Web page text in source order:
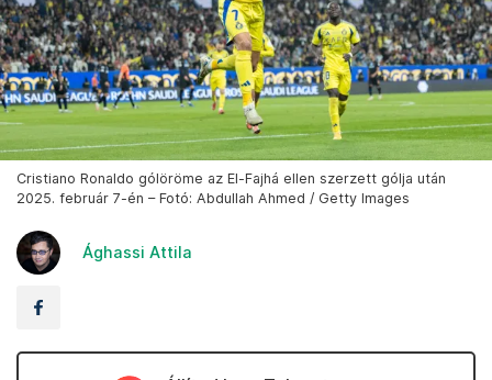
Cristiano Ronaldo gólöröme az El-Fajhá ellen szerzett gólja után
2025. február 7-én – Fotó: Abdullah Ahmed / Getty Images
Ághassi Attila